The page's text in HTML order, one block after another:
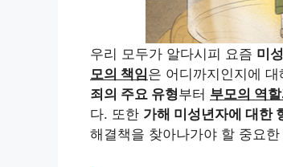
우리 모두가 알다시피 요즘 미
모의 책임은 어디까지인지에
죄의 주요 유형부터 부모의 역
다. 또한 가해 미성년자에 대한
해결책을 찾아나가야 할 중요